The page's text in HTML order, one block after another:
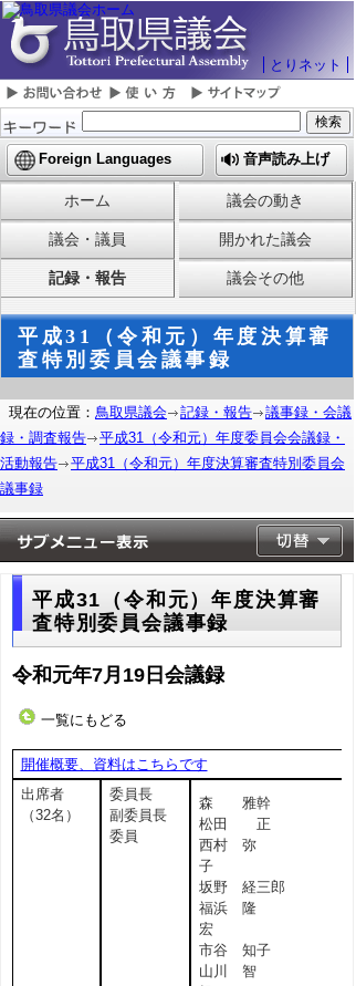
とりネット
Foreign Languages 音声読み上げ
ホーム 議会の動き
議会・議員 開かれた議会
記録・報告 議会その他
平成31（令和元）年度決算審
査特別委員会議事録
現在の位置： 鳥取県議会 記録・報告
議事録・会議
録・調査報告
平成31（令和元）年度委員会会議録・
活動報告
平成31（令和元）年度決算審査特別委員会
議事録
平成31（令和元）年度決算審
査特別委員会議事録
令和元年7月19日会議録
一覧にもどる
開催概要、資料はこちらです
出席者
（32名）
委員長
副委員長
委員
森 雅幹
松田 正
西村 弥
子
坂野 経三郎
福浜 隆
宏
市谷 知子
山川 智